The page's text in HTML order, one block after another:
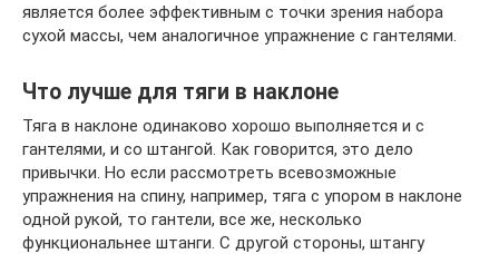
является более эффективным с точки зрения набора
сухой массы, чем аналогичное упражнение с гантелями.
Что лучше для тяги в наклоне
Тяга в наклоне одинаково хорошо выполняется и с
гантелями, и со штангой. Как говорится, это дело
привычки. Но если рассмотреть всевозможные
упражнения на спину, например, тяга с упором в наклоне
одной рукой, то гантели, все же, несколько
функциональнее штанги. С другой стороны, штангу